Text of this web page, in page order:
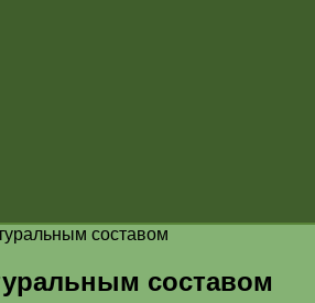
составом
составом